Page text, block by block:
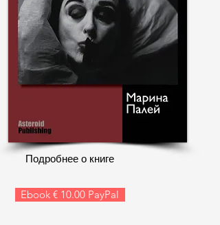
Подробнее о книге
Ebook € 10.00 PayPal